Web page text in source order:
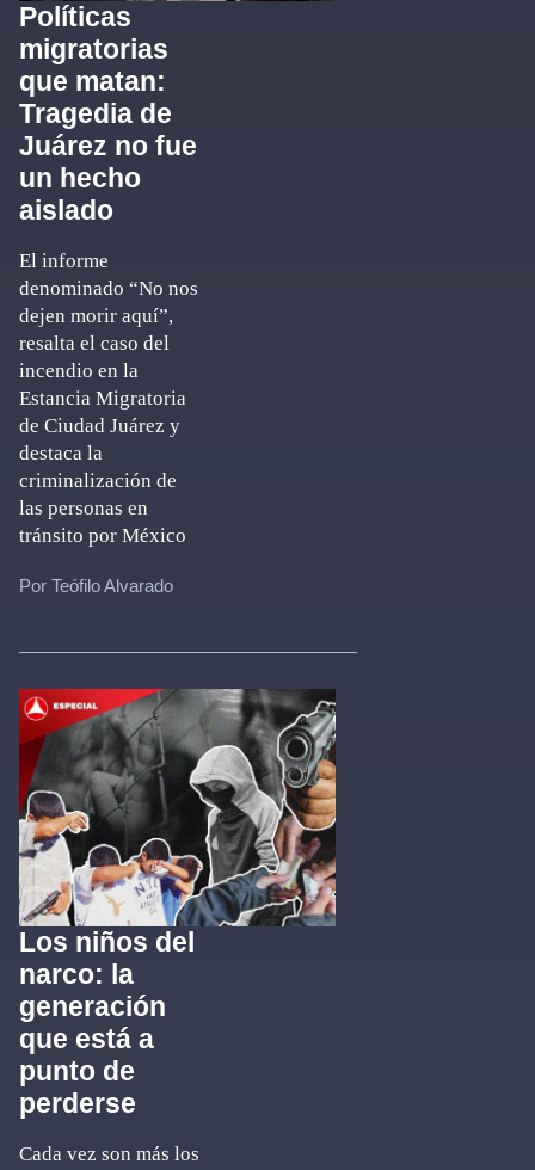
Políticas
migratorias
que matan:
Tragedia de
Juárez no fue
un hecho
aislado
El informe
denominado “No nos
dejen morir aquí”,
resalta el caso del
incendio en la
Estancia Migratoria
de Ciudad Juárez y
destaca la
criminalización de
las personas en
tránsito por México
Por Teófilo Alvarado
Los niños del
narco: la
generación
que está a
punto de
perderse
Cada vez son más los